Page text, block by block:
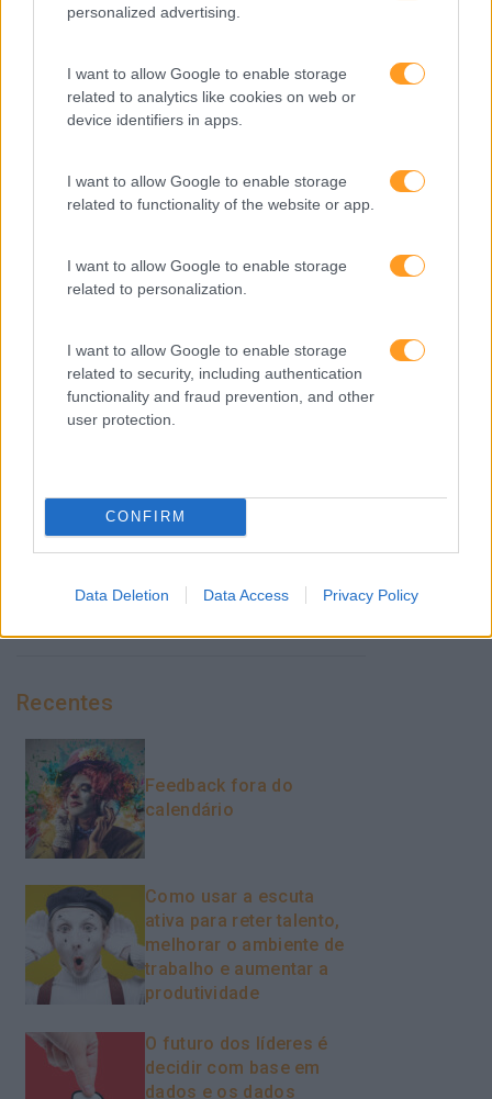
personalized advertising.
I want to allow Google to enable storage
related to analytics like cookies on web or
device identifiers in apps.
I want to allow Google to enable storage
related to functionality of the website or app.
I want to allow Google to enable storage
related to personalization.
I want to allow Google to enable storage
related to security, including authentication
functionality and fraud prevention, and other
user protection.
CONFIRM
Data Deletion Data Access Privacy Policy
Expo RH
Inglês
Interculturalidade
Liderança
Perspetivas
PORTO RH MEETING
Recursos Humanos
Team Building
Vendas E Negociação
Recentes
Feedback fora do
calendário
Como usar a escuta
ativa para reter talento,
melhorar o ambiente de
trabalho e aumentar a
produtividade
O futuro dos líderes é
decidir com base em
dados e os dados